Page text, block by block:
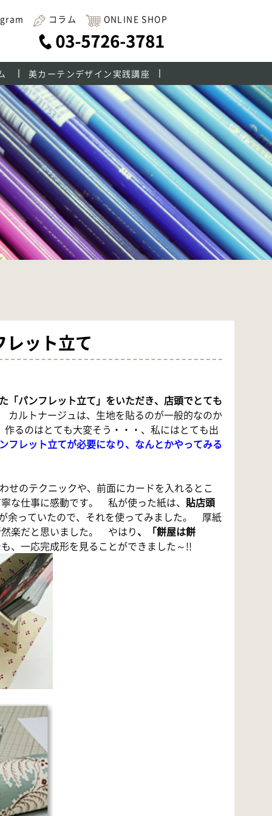
コラム ONLINE SHOP
美カーテンデザイン実践講座
ット立て
「パンフレット立て」をいただき、店頭でとても
ルトナージュは、生地を貼るのが一般的なのか
るのはとても大変そう・・・、私にはとても出
フレット立てが必要になり、なんとかやってみる
せのテクニックや、前面にカードを入れるとこ
な仕事に感動です。 私が使った紙は、 貼店頭
余っていたので、それを使ってみました。 厚紙
楽だと思いました。 やはり、「餅屋は餅
、一応完成形を見ることができました～!!